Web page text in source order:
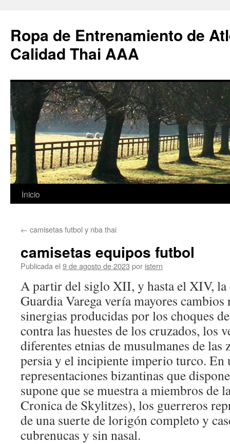
Ropa de Entrenamiento de
Calidad Thai AAA
Saltar
contenido
Inicio
← camisetas futbol y nba thai
camisetas equipos futbol
Publicada el 9 de agosto de 2023 por istern
A partir del siglo XII, y hasta el XIV, la
Guardia Varega vería mayores cambios
sinergias producidas por los choques
contra las huestes de los cruzados, los
diferentes etnias de musulmanes de las
persia y el incipiente imperio turco. En
representaciones bizantinas que
supone que se muestra a miembros de
Cronica de Skylitzes), los guerreros
de una suerte de lorigón completo y
cubrenucas y sin nasal.